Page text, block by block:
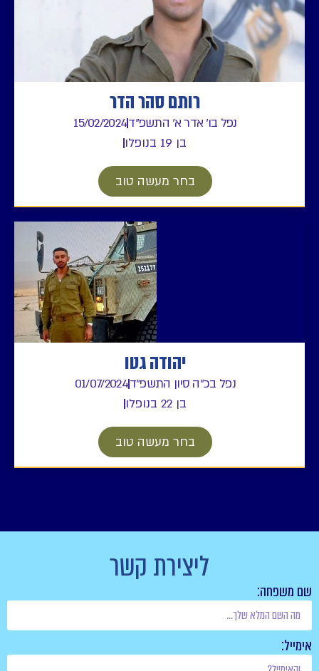
רותם סהר הדר
נפל בו' אדר א' התשפ"ד15/02/2024
בן 19 בנופלו
בחר מעשה טוב
יהודה גטו
נפל בכ"ה סיון התשפ"ד01/07/2024
בן 22 בנופלו
בחר מעשה טוב
ליצירת קשר
שם משפחה:
אימייל: